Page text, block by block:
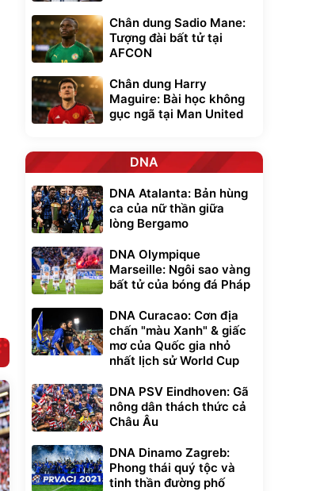
Bạt phủ xe ô tô
cao cấp, tráng
nhôm 03 lớp
392.000đ
325.000đ
Đã bán nhiều
Xe đạp điện trợ
lực G-Force C14
gấp gọn bỏ cốp
tiện lợi
9.900.000đ
7.092.000đ
Đang xem nhiều
Chân dung Sadio Mane:
Tượng đài bất tử tại
AFCON
Chân dung Harry
Maguire: Bài học không
gục ngã tại Man United
DNA
DNA Atalanta: Bản hùng
ca của nữ thần giữa
lòng Bergamo
DNA Olympique
Marseille: Ngôi sao vàng
bất tử của bóng đá Pháp
DNA Curacao: Cơn địa
chấn "màu Xanh" & giấc
mơ của Quốc gia nhỏ
nhất lịch sử World Cup
DNA PSV Eindhoven: Gã
nông dân thách thức cả
Châu Âu
DNA Dinamo Zagreb:
Phong thái quý tộc và
tinh thần đường phố